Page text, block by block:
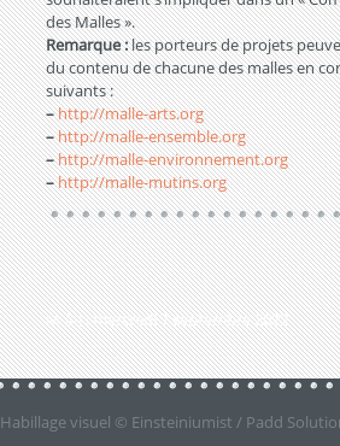
des Malles ».
Remarque :les porteurs de projets
du contenu de chacune des malles en
suivants :
–http://malle-arts.org
–http://malle-ensemble.org
–http://malle-environnement.org
–http://malle-mutins.org
M-à-J :mercredi 7 septembre 2022
Habillage visuel © Einsteiniumist / Padd